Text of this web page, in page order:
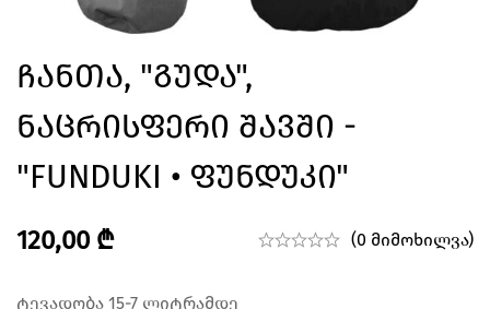
Ჩანთა, "გუდა",
Ნაცრისფერი Შავში -
"FUNDUKI • Ფუნდუკი"
120,00 ₾ (0 მიმოხილვა)
ტევადობა 15-7 ლიტრამდე